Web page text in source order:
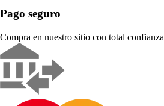
Pago seguro
Compra en nuestro sitio con total confianza